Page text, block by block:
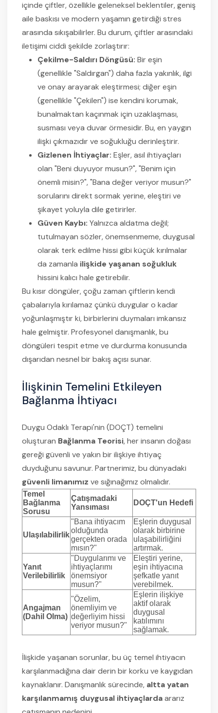
içinde çiftler, özellikle geleneksel beklentiler, geniş
aile baskısı ve modern yaşamın getirdiği stres
arasında sıkışabilirler. Bu durum, çiftler arasındaki
iletişimi ciddi şekilde zorlaştırır:
Çekilme-Saldırı Döngüsü: Bir eşin
(genellikle "Saldırgan") daha fazla yakınlık, ilgi
ve onay arayarak eleştirmesi; diğer eşin
(genellikle "Çekilen") ise kendini korumak,
bunalmaktan kaçınmak için uzaklaşması,
susması veya duvar örmesidir. Bu, en yaygın
ilişki çıkmazıdır ve soğukluğu derinleştirir.
Gizlenen İhtiyaçlar: Eşler, asıl ihtiyaçları
olan "Beni duyuyor musun?", "Benim için
önemli misin?", "Bana değer veriyor musun?"
sorularını direkt sormak yerine, eleştiri ve
şikayet yoluyla dile getirirler.
Güven Kaybı: Yalnızca aldatma değil;
tutulmayan sözler, önemsenmeme, duygusal
olarak terk edilme hissi gibi küçük kırılmalar
da zamanla ilişkide yaşanan soğukluk
hissini kalıcı hale getirebilir.
Bu kısır döngüler, çoğu zaman çiftlerin kendi
çabalarıyla kırılamaz çünkü duygular o kadar
yoğunlaşmıştır ki, birbirlerini duymaları imkansız
hale gelmiştir. Profesyonel danışmanlık, bu
döngüleri tespit etme ve durdurma konusunda
dışarıdan nesnel bir bakış açısı sunar.
İlişkinin Temelini Etkileyen
Bağlanma İhtiyacı
Duygu Odaklı Terapi'nin (DOÇT) temelini
oluşturan Bağlanma Teorisi, her insanın doğası
gereği güvenli ve yakın bir ilişkiye ihtiyaç
duyduğunu savunur. Partnerimiz, bu dünyadaki
güvenli limanımız ve sığınağımız olmalıdır.
Temel
Bağlanma
Sorusu
Çatışmadaki
Yansıması
DOÇT'un Hedefi
Ulaşılabilirlik
"Bana ihtiyacım
olduğunda
gerçekten orada
mısın?"
Eşlerin duygusal
olarak birbirine
ulaşabilirliğini
artırmak.
Yanıt
Verilebilirlik
"Duygularımı ve
ihtiyaçlarımı
önemsiyor
musun?"
Eleştiri yerine,
eşin ihtiyacına
şefkatle yanıt
verebilmek.
Angajman
(Dahil Olma)
"Özelim,
önemliyim ve
değerliyim hissi
veriyor musun?"
Eşlerin ilişkiye
aktif olarak
duygusal
katılımını
sağlamak.
İlişkide yaşanan sorunlar, bu üç temel ihtiyacın
karşılanmadığına dair derin bir korku ve kaygıdan
kaynaklanır. Danışmanlık sürecinde, altta yatan
karşılanmamış duygusal ihtiyaçlardaararız